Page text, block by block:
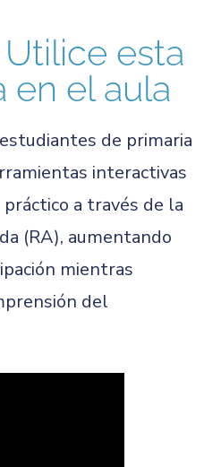
Utilice esta
en el aula
de primaria
interactivas
a través de la
(RA), aumentando
mientras
del